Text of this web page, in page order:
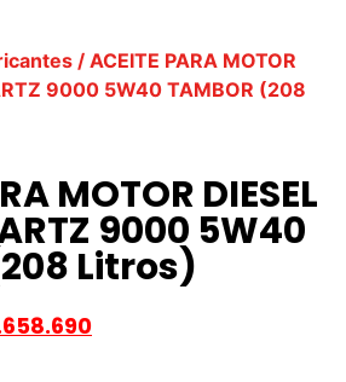
/ ACEITE PARA MOTOR
9000 5W40 TAMBOR (208
MOTOR DIESEL
9000 5W40
Litros)